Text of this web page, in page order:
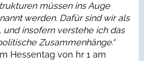
müssen ins Auge
werden. Dafür sind wir als
und insofern verstehe ich das
Zusammenhänge.“
Hessentag von hr 1 am